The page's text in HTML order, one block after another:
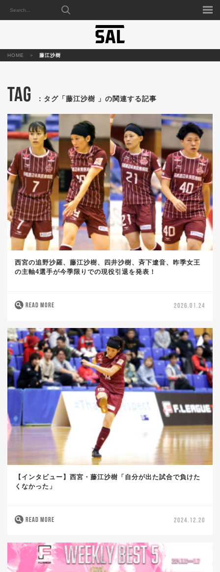
HOME 藤江沙樹
TAG ：タグ「藤江沙樹 」の関連する記事
西宮の追野沙羅、藤江沙樹、四井沙樹、斉下遼音、昨季女王
の主軸4選手が今季限りでの現役引退を発表！
READ MORE 2026.01.24
【インタビュー】西宮・藤江沙樹「自分が出た試合で負けた
くなかった」
READ MORE 2024.12.20